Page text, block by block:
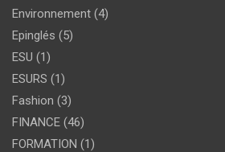
Environnement (4)
Epinglés (5)
ESU (1)
ESURS (1)
Fashion (3)
FINANCE (46)
FORMATION (1)